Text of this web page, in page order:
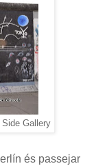
Gallery
és passejar